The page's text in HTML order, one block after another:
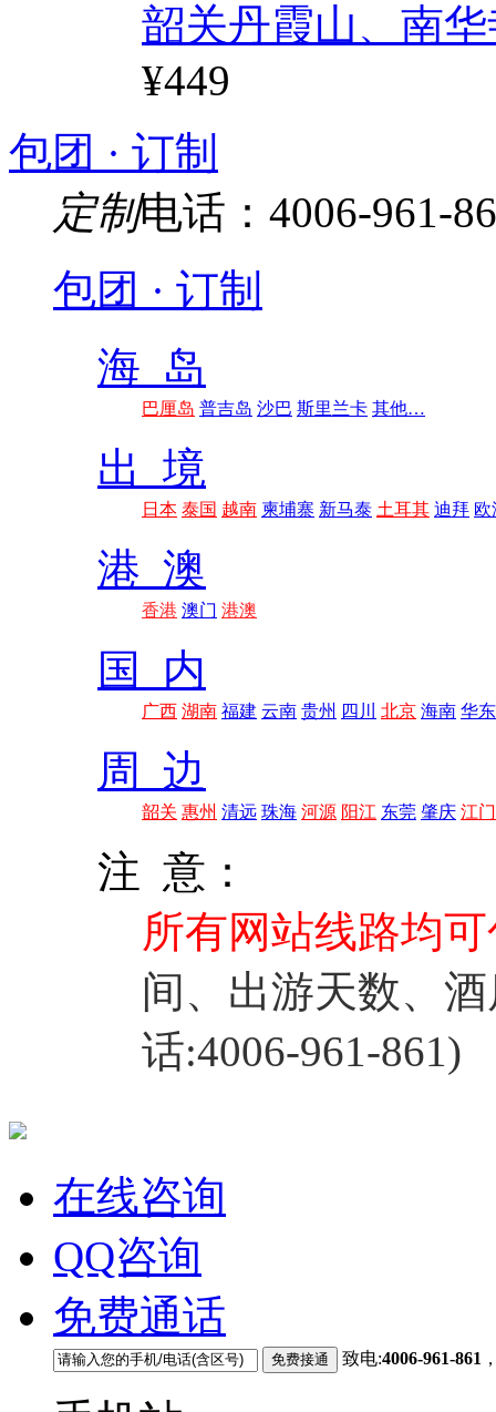
韶关丹霞山、南
¥449
包团 · 订制
定制电话：4006-961-
包团 · 订制
海 岛
巴厘岛 普吉岛 沙巴 斯里兰卡 其他…
出 境
日本 泰国 越南 柬埔寨 新马泰 土耳其 迪拜 欧
港 澳
香港 澳门 港澳
国 内
广西 湖南 福建 云南 贵州 四川 北京 海南 华东
周 边
韶关 惠州 清远 珠海 河源 阳江 东莞 肇庆 江门
注 意：
所有网站线路均
间、出游天数、
话:4006-961-861)
在线咨询
QQ咨询
免费通话
致电:4006-961-861